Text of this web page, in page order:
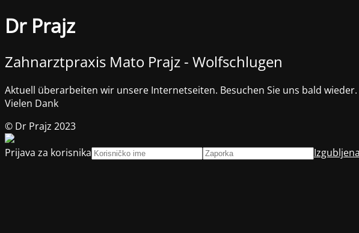
Dr Prajz
Zahnarztpraxis Mato Prajz - Wolfschlugen
Aktuell überarbeiten wir unsere Internetseiten. Besuchen Sie uns bald
Vielen Dank
© Dr Prajz 2023
Prijava za korisnika